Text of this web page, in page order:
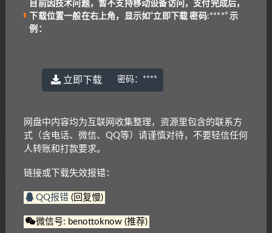
外研社出版《新编西班牙语阅读课本》(PDF)
高清下载
外研社《新课标英汉对照名著故事屋》1~9级
[MP3+PDF]
1.6K
© 2022 语耳学习
目前因技术问题，暂不支持移动设备访问，支付完成后，
下载位置一般在右上角，显示如“立即下载 密码:****” 示
例：
立即下载 密码： ****
网盘中内容均为互联网收集整理，资源里包含的联系方
式（含电话、微信、QQ等）请谨慎对待，不要轻信任何
人转账和打款要求。
链接或下载失效报错：
QQ报错(回复慢)
微信号: benottoknow (推荐)